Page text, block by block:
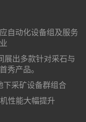
自动化设备组及服务
展出多款针对采石与
秀产品。
下采矿设备群组合
性能大幅提升